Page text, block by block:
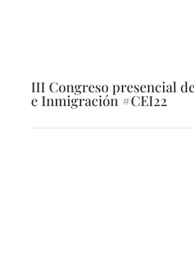
III Congreso presencial
e Inmigración #CEI22